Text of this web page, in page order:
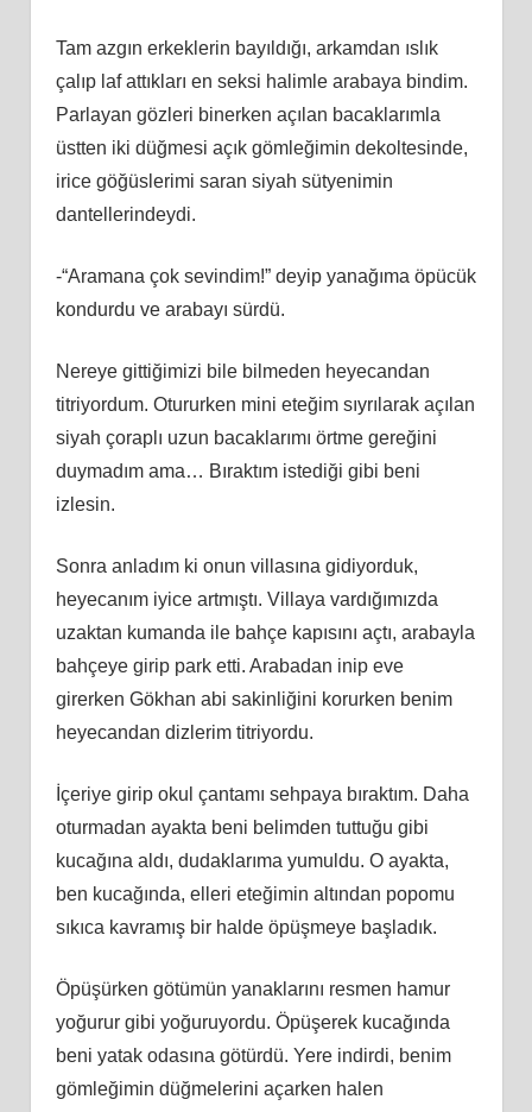
Tam azgın erkeklerin bayıldığı, arkamdan ıslık
çalıp laf attıkları en seksi halimle arabaya bindim.
Parlayan gözleri binerken açılan bacaklarımla
üstten iki düğmesi açık gömleğimin dekoltesinde,
irice göğüslerimi saran siyah sütyenimin
dantellerindeydi.
-“Aramana çok sevindim!” deyip yanağıma öpücük
kondurdu ve arabayı sürdü.
Nereye gittiğimizi bile bilmeden heyecandan
titriyordum. Otururken mini eteğim sıyrılarak açılan
siyah çoraplı uzun bacaklarımı örtme gereğini
duymadım ama… Bıraktım istediği gibi beni
izlesin.
Sonra anladım ki onun villasına gidiyorduk,
heyecanım iyice artmıştı. Villaya vardığımızda
uzaktan kumanda ile bahçe kapısını açtı, arabayla
bahçeye girip park etti. Arabadan inip eve
girerken Gökhan abi sakinliğini korurken benim
heyecandan dizlerim titriyordu.
İçeriye girip okul çantamı sehpaya bıraktım. Daha
oturmadan ayakta beni belimden tuttuğu gibi
kucağına aldı, dudaklarıma yumuldu. O ayakta,
ben kucağında, elleri eteğimin altından popomu
sıkıca kavramış bir halde öpüşmeye başladık.
Öpüşürken götümün yanaklarını resmen hamur
yoğurur gibi yoğuruyordu. Öpüşerek kucağında
beni yatak odasına götürdü. Yere indirdi, benim
gömleğimin düğmelerini açarken halen